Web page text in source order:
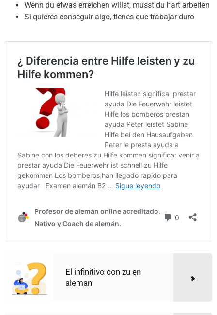
Wenn du etwas erreichen willst, musst du hart arbeiten
Si quieres conseguir algo, tienes que trabajar duro
El infinitivo con zu en
aleman